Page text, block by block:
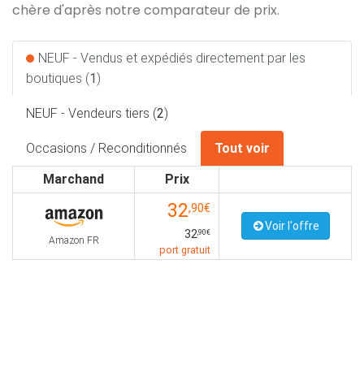
chère d'après notre comparateur de prix.
NEUF - Vendus et expédiés directement par les
boutiques (1)
NEUF - Vendeurs tiers (2)
Occasions / Reconditionnés
Tout voir
Marchand
Prix
Amazon FR
32,90€
32,90€
port gratuit
Voir l'offre